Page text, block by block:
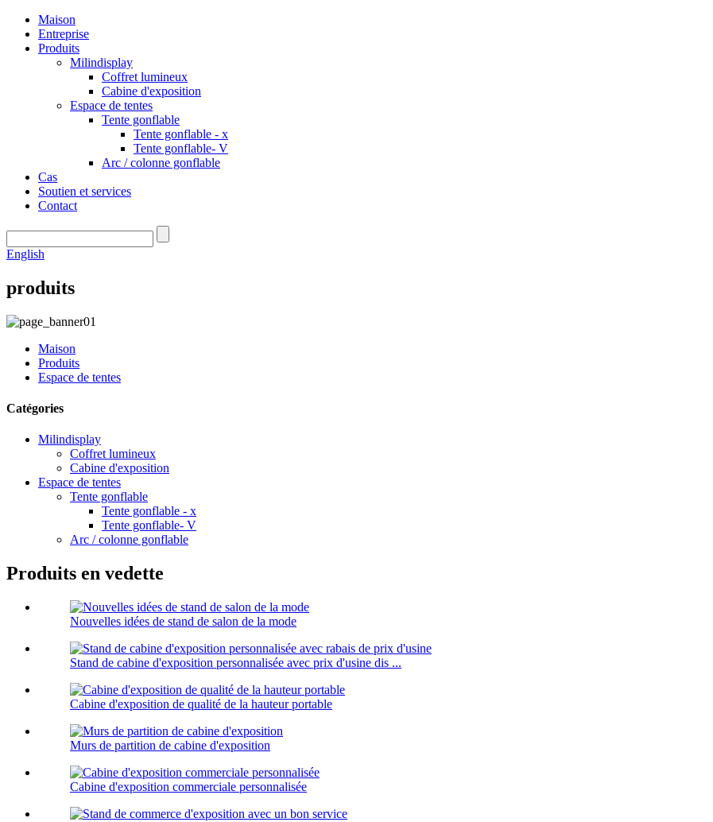
Maison
Entreprise
Produits
Milindisplay
Coffret lumineux
Cabine d'exposition
Espace de tentes
Tente gonflable
Tente gonflable - x
Tente gonflable- V
Arc / colonne gonflable
Cas
Soutien et services
Contact
English
produits
Maison
Produits
Espace de tentes
Catégories
Milindisplay
Coffret lumineux
Cabine d'exposition
Espace de tentes
Tente gonflable
Tente gonflable - x
Tente gonflable- V
Arc / colonne gonflable
Produits en vedette
Nouvelles idées de stand de salon de la mode
Stand de cabine d'exposition personnalisée avec prix d'usine dis ...
Cabine d'exposition de qualité de la hauteur portable
Murs de partition de cabine d'exposition
Cabine d'exposition commerciale personnalisée